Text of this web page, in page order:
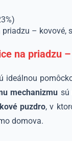
– kovové,
na priadzu
ideálnou
mechanizmu sú
puzdro, v
domova.